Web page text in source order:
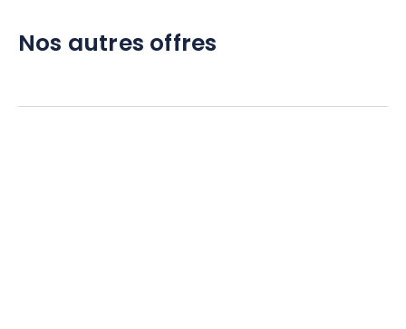
Nos autres offres